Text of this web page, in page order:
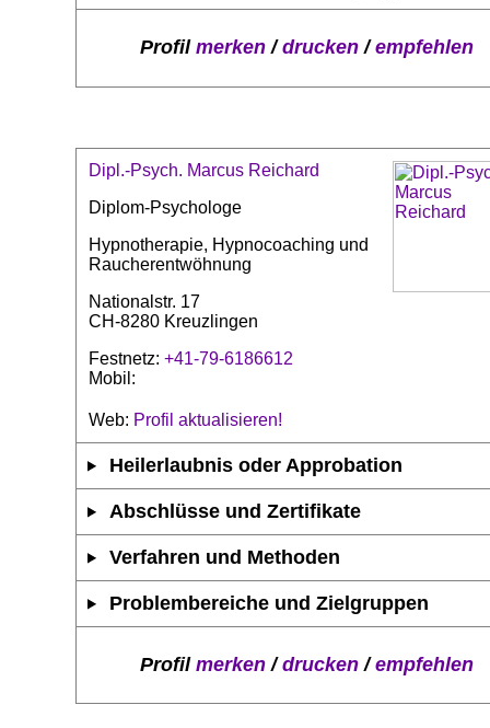
Profil merken/drucken/empfehlen
Dipl.-Psych. Marcus Reichard
Diplom-Psychologe
Hypnotherapie, Hypnocoaching und
Raucherentwöhnung
Nationalstr. 17
CH-8280 Kreuzlingen
Festnetz: +41-79-6186612
Mobil:
Web: Profil aktualisieren!
Heilerlaubnis oder Approbation
Abschlüsse und Zertifikate
Verfahren und Methoden
Problembereiche und Zielgruppen
Profil merken/drucken/empfehlen